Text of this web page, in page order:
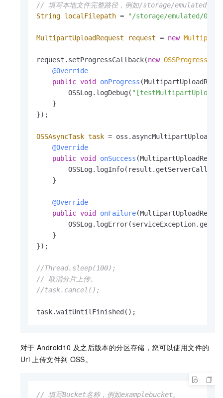
// 填写本地文件完整路径，例如/storage/emulated/
String localFilepath = "/storage/emulated/0/
MultipartUploadRequest request = new
request.setProgressCallback(new
@Override
public void onProgress
        OSSLog.logDebug(
    }
});
OSSAsyncTask task =
@Override
public void onSuccess
    }
@Override
public void onFailure
    }
});
//Thread.sleep(100);
// 取消分片上传。
//task.cancel();
task.waitUntilFinished();
对于 Android10 及之后版本的分区存储，您可以使用文件的
Uri 上传文件到 OSS。
// 填写Bucket名称，例如examplebucket。